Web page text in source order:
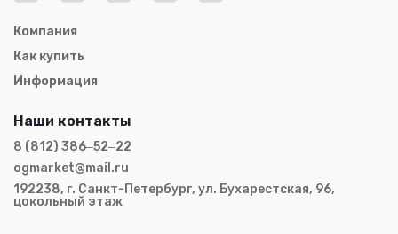
Компания
Как купить
Информация
Наши контакты
8 (812) 386‒52‒22
ogmarket@mail.ru
192238, г. Санкт-Петербург, ул. Бухарестская, 96,
цокольный этаж